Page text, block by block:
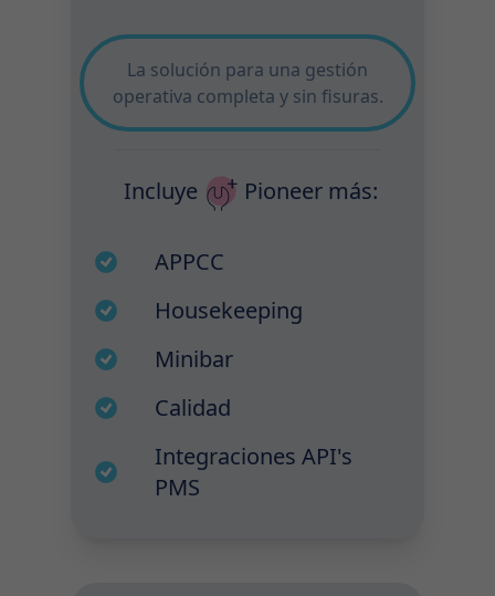
La solución para una gestión
operativa completa y sin fisuras.
Incluye Pioneer más:
APPCC
Housekeeping
Minibar
Calidad
Integraciones API's
PMS